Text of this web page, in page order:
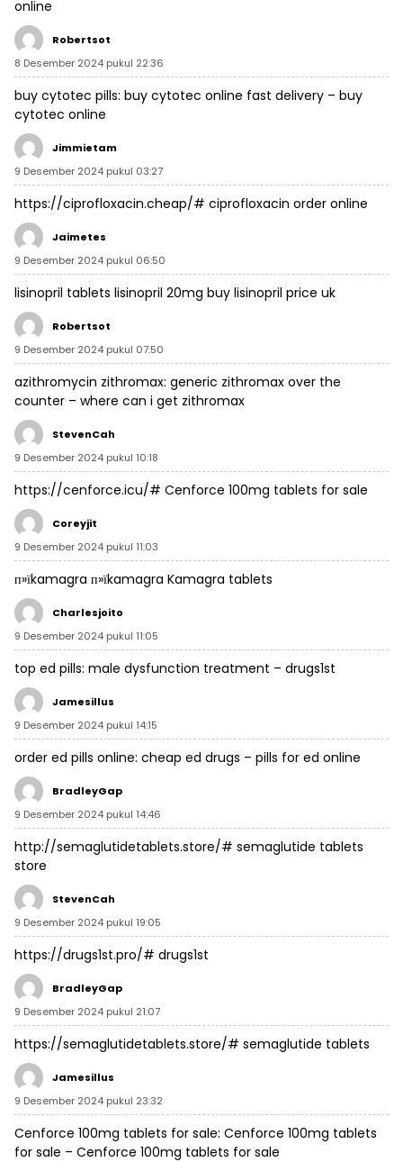
online
Robertsot
8 Desember 2024 pukul 22:36
buy cytotec pills: buy cytotec online fast delivery – buy
cytotec online
Jimmietam
9 Desember 2024 pukul 03:27
https://ciprofloxacin.cheap/# ciprofloxacin order online
Jaimetes
9 Desember 2024 pukul 06:50
lisinopril tablets lisinopril 20mg buy lisinopril price uk
Robertsot
9 Desember 2024 pukul 07:50
azithromycin zithromax: generic zithromax over the
counter – where can i get zithromax
StevenCah
9 Desember 2024 pukul 10:18
https://cenforce.icu/# Cenforce 100mg tablets for sale
Coreyjit
9 Desember 2024 pukul 11:03
п»їkamagra п»їkamagra Kamagra tablets
Charlesjoito
9 Desember 2024 pukul 11:05
top ed pills: male dysfunction treatment – drugs1st
Jamesillus
9 Desember 2024 pukul 14:15
order ed pills online: cheap ed drugs – pills for ed online
BradleyGap
9 Desember 2024 pukul 14:46
http://semaglutidetablets.store/# semaglutide tablets
store
StevenCah
9 Desember 2024 pukul 19:05
https://drugs1st.pro/# drugs1st
BradleyGap
9 Desember 2024 pukul 21:07
https://semaglutidetablets.store/# semaglutide tablets
Jamesillus
9 Desember 2024 pukul 23:32
Cenforce 100mg tablets for sale: Cenforce 100mg tablets
for sale – Cenforce 100mg tablets for sale